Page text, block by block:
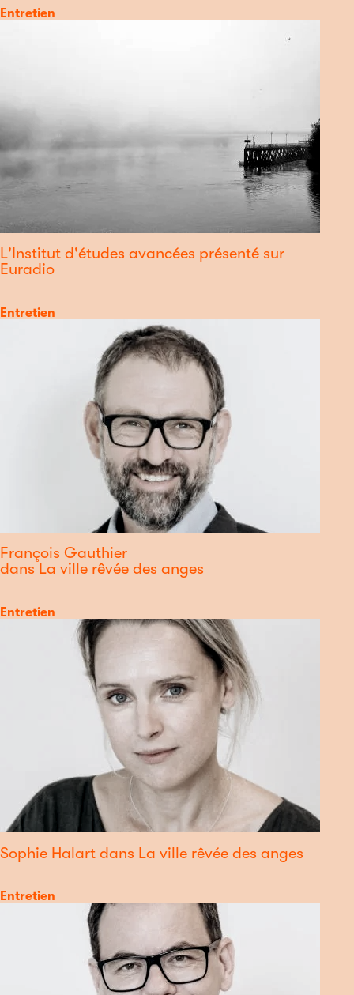
Catégorie
Entretien
L'Institut d'études avancées présenté sur
Euradio
Catégorie
Entretien
François Gauthier
dans La ville rêvée des anges
Catégorie
Entretien
Sophie Halart dans La ville rêvée des anges
Catégorie
Entretien